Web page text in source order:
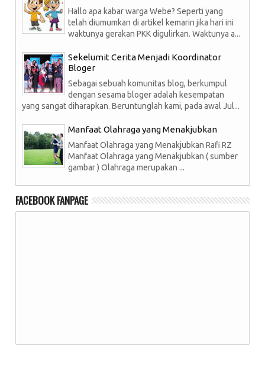
Hallo apa kabar warga Webe? Seperti yang
telah diumumkan di artikel kemarin jika hari ini
waktunya gerakan PKK digulirkan. Waktunya a...
Sekelumit Cerita Menjadi Koordinator
Bloger
Sebagai sebuah komunitas blog, berkumpul
dengan sesama bloger adalah kesempatan
yang sangat diharapkan. Beruntunglah kami, pada awal Jul...
Manfaat Olahraga yang Menakjubkan
Manfaat Olahraga yang Menakjubkan Rafi RZ
Manfaat Olahraga yang Menakjubkan ( sumber
gambar ) Olahraga merupakan ...
FACEBOOK FANPAGE